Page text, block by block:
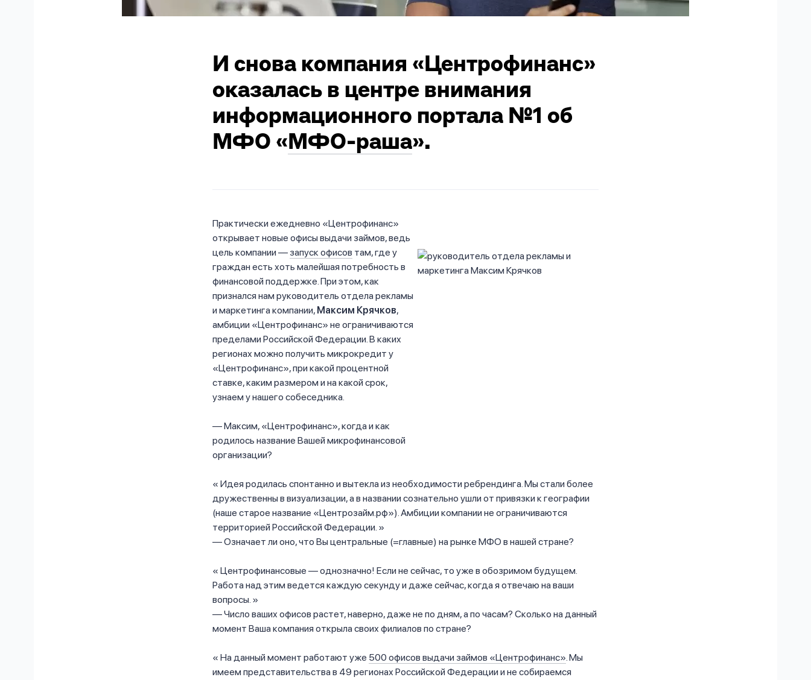
И снова компания «Центрофинанс»
оказалась в центре внимания
информационного портала №1 об
МФО « МФО-раша».
Практически ежедневно «Центрофинанс»
открывает новые офисы выдачи займов, ведь
цель компании — запуск офисов там, где у
граждан есть хоть малейшая потребность в
финансовой поддержке. При этом, как
признался нам руководитель отдела рекламы
и маркетинга компании, Максим Крячков,
амбиции «Центрофинанс» не ограничиваются
пределами Российской Федерации. В каких
регионах можно получить микрокредит у
«Центрофинанс», при какой процентной
ставке, каким размером и на какой срок,
узнаем у нашего собеседника.
— Максим, «Центрофинанс», когда и как
родилось название Вашей микрофинансовой
организации?
Идея родилась спонтанно и вытекла из необходимости ребрендинга. Мы стали более
дружественны в визуализации, а в названии сознательно ушли от привязки к географии
(наше старое название «Центрозайм.рф»). Амбиции компании не ограничиваются
территорией Российской Федерации.
— Означает ли оно, что Вы центральные (=главные) на рынке МФО в нашей стране?
Центрофинансовые — однозначно! Если не сейчас, то уже в обозримом будущем.
Работа над этим ведется каждую секунду и даже сейчас, когда я отвечаю на ваши
вопросы.
— Число ваших офисов растет, наверно, даже не по дням, а по часам? Сколько на данный
момент Ваша компания открыла своих филиалов по стране?
На данный момент работают уже 500 офисов выдачи займов «Центрофинанс». Мы
имеем представительства в 49 регионах Российской Федерации и не собираемся